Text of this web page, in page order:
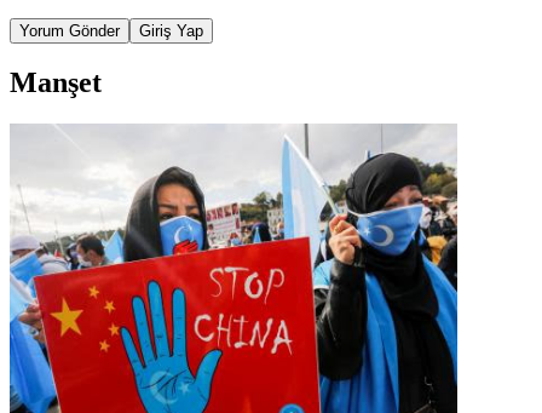
Yorum Gönder Giriş Yap
Manşet